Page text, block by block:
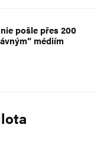
pošle přes 200
médiím